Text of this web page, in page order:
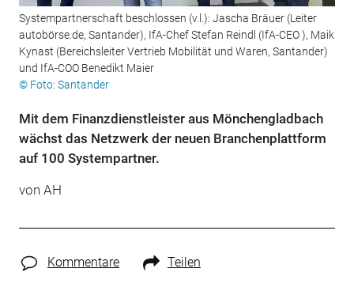
Systempartnerschaft beschlossen (v.l.): Jascha Bräuer (Leiter
autobörse.de, Santander), IfA-Chef Stefan Reindl (IfA-CEO ), Maik
Kynast (Bereichsleiter Vertrieb Mobilität und Waren, Santander)
und IfA-COO Benedikt Maier
© Foto: Santander
Mit dem Finanzdienstleister aus Mönchengladbach
wächst das Netzwerk der neuen Branchenplattform
auf 100 Systempartner.
von AH
Kommentare Teilen